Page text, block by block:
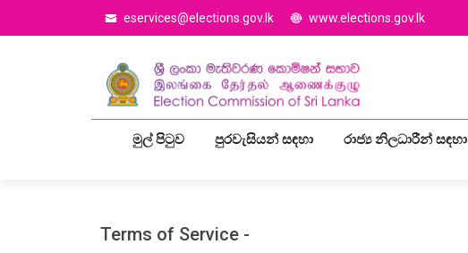
eservices@elections.gov.lk www.elections.gov.lk
මුල් පිටුව පුරවැසියන් සඳහා රාජ්‍ය නිලධාරීන් සඳහා
Terms of Service -